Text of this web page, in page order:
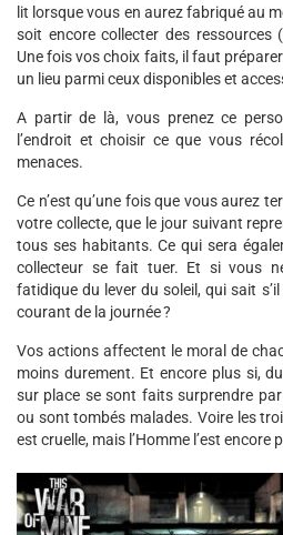
lit lorsque vous en aurez fabriqué au
soit encore collecter des ressources
Une fois vos choix faits, il faut
un lieu parmi ceux disponibles et
A partir de là, vous prenez ce
l’endroit et choisir ce que vous
menaces.
Ce n’est qu’une fois que vous aurez
votre collecte, que le jour suivant
tous ses habitants. Ce qui sera
collecteur se fait tuer. Et si vous
fatidique du lever du soleil, qui sait
courant de la journée ?
Vos actions affectent le moral de
moins durement. Et encore plus si,
sur place se sont faits surprendre
ou sont tombés malades. Voire les
est cruelle, mais l’Homme l’est encore